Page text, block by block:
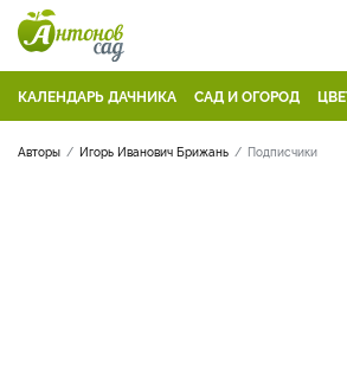
КАЛЕНДАРЬ ДАЧНИКА САД И ОГОРОД
Авторы Игорь Иванович Брижань Подписчики